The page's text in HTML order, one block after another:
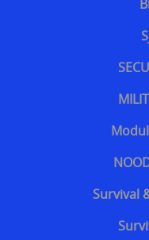
Snijwerende
Info
Beschermende
Overleven in
Survival